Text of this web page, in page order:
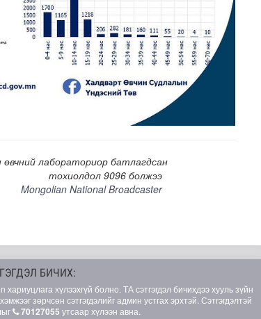
нээгдлээ
лабораториор батлагдсан
тохиолдол 9096 болжээ
Mongolian National Broadcaster
БИЧИХ:
хүлээхгүй болно. ТА сэтгэгдэл бичихдээ хууль зүйн
зөрчсөн сэтгэгдэлийг админ устгах эрхтэй. Сэтгэгдэлтэй
70127055 утсаар хүлээн авна.